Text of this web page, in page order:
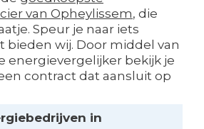
van Opheylissem, die
Speur je naar iets
bieden wij. Door middel van
energievergelijker bekijk je
contract dat aansluit op
in